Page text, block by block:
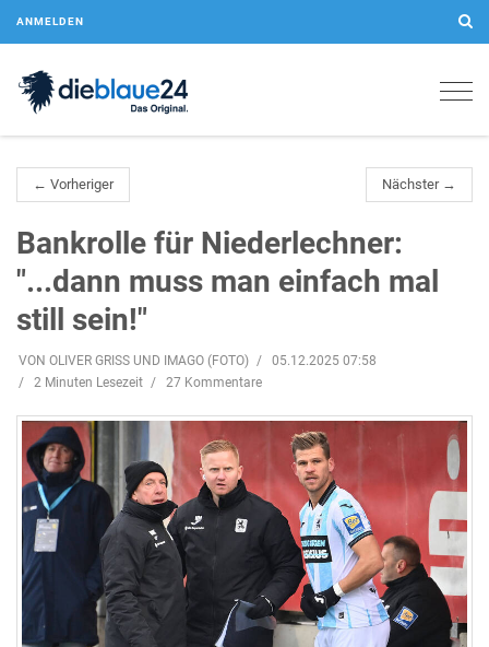
ANMELDEN
← Vorheriger Nächster →
Bankrolle für Niederlechner:
"...dann muss man einfach mal
still sein!"
VON OLIVER GRISS UND IMAGO (FOTO)
05.12.2025 07:58
2 Minuten Lesezeit
27 Kommentare